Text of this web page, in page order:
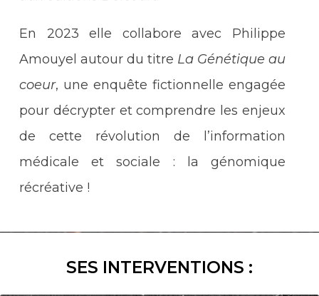
En 2023 elle collabore avec Philippe
Amouyel autour du titre La Génétique au
coeur, une enquête fictionnelle engagée
pour décrypter et comprendre les enjeux
de cette révolution de l’information
médicale et sociale : la génomique
récréative !
SES INTERVENTIONS :